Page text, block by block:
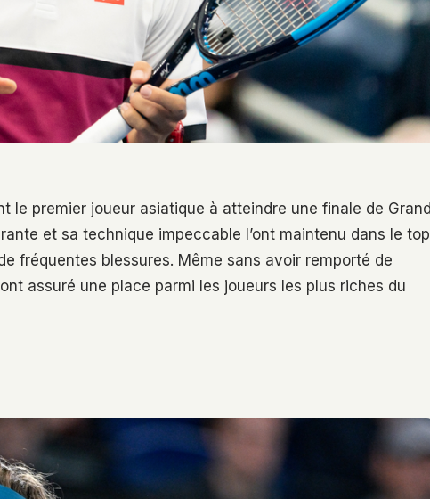
le premier joueur asiatique à atteindre une finale de
et sa technique impeccable l’ont maintenu dans le top
fréquentes blessures. Même sans avoir remporté de
assuré une place parmi les joueurs les plus riches du